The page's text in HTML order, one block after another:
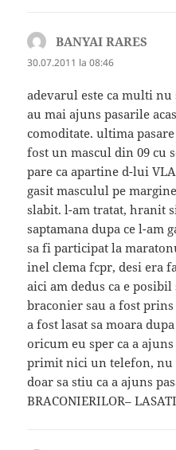
BANYAI RARES
30.07.2011 la 08:46
adevarul este ca multi
au mai ajuns pasarile
comoditate. ultima
fost un mascul din 09 cu
pare ca apartine d-lui
gasit masculul pe
slabit. l-am tratat, hranit
saptamana dupa ce l-am
sa fi participat la
inel clema fcpr, desi era
aici am dedus ca e
braconier sau a fost
a fost lasat sa moara
oricum eu sper ca a
primit nici un telefon, nu
doar sa stiu ca a ajuns
BRACONIERILOR–